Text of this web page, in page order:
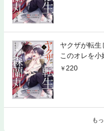
ヤクザが転生
このオレを
220
も